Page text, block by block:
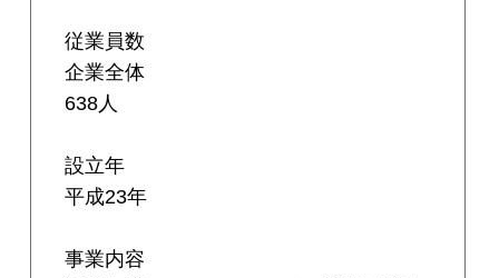
従業員数
企業全体
638人
設立年
平成23年
事業内容